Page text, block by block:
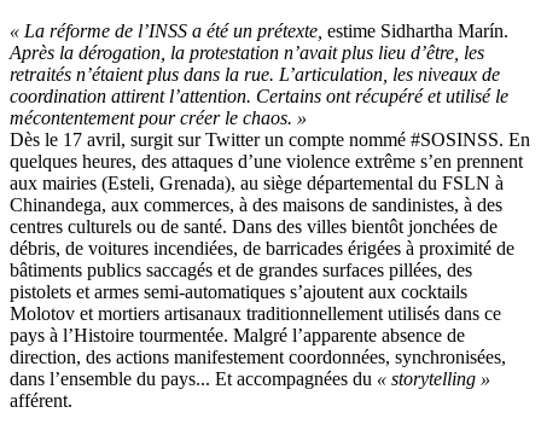
« La réforme de l’INSS a été un prétexte, estime Sidhartha Marín.
Après la dérogation, la protestation n’avait plus lieu d’être, les
retraités n’étaient plus dans la rue. L’articulation, les niveaux de
coordination attirent l’attention. Certains ont récupéré et utilisé le
mécontentement pour créer le chaos. »
Dès le 17 avril, surgit sur Twitter un compte nommé #SOSINSS. En
quelques heures, des attaques d’une violence extrême s’en prennent
aux mairies (Esteli, Grenada), au siège départemental du FSLN à
Chinandega, aux commerces, à des maisons de sandinistes, à des
centres culturels ou de santé. Dans des villes bientôt jonchées de
débris, de voitures incendiées, de barricades érigées à proximité de
bâtiments publics saccagés et de grandes surfaces pillées, des
pistolets et armes semi-automatiques s’ajoutent aux cocktails
Molotov et mortiers artisanaux traditionnellement utilisés dans ce
pays à l’Histoire tourmentée. Malgré l’apparente absence de
direction, des actions manifestement coordonnées, synchronisées,
dans l’ensemble du pays... Et accompagnées du « storytelling »
afférent.